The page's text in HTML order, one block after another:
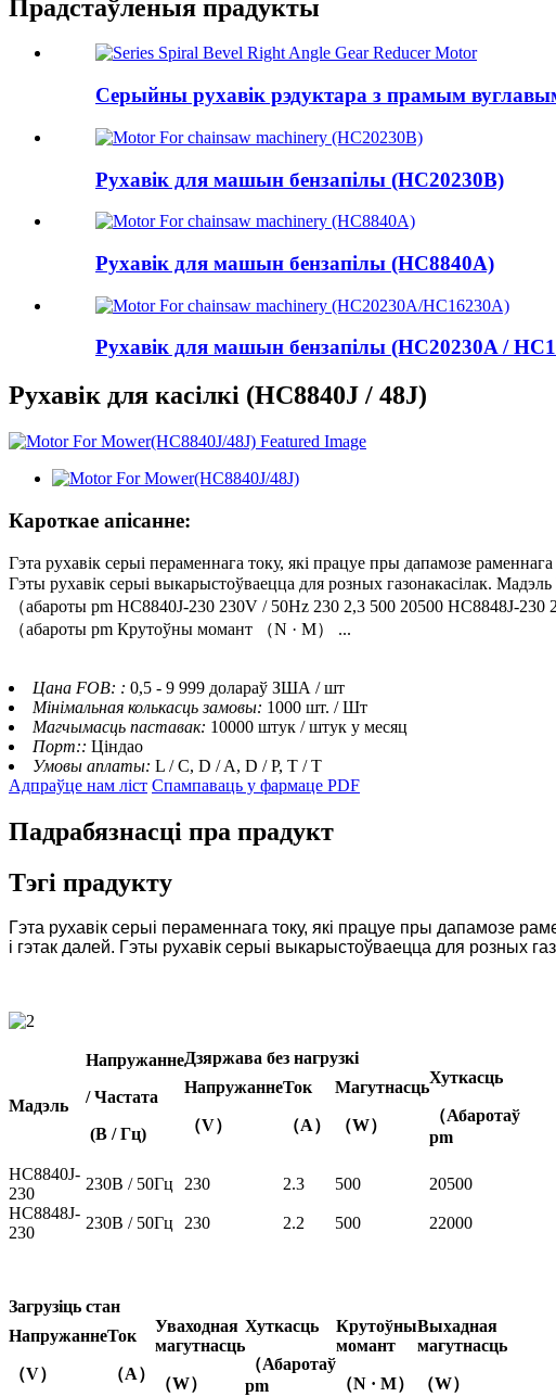
Прадстаўленыя прадукты
Серыйны рухавік рэдуктара з прамым
Рухавік для машын бензапілы (HC20230B)
Рухавік для машын бензапілы (HC8840A)
Рухавік для машын бензапілы (HC20230A /
Рухавік для касілкі (HC8840J / 48J)
Кароткае апісанне:
Гэта рухавік серыі пераменнага току, які працуе пры дапамозе
Гэты рухавік серыі выкарыстоўваецца для розных газонакасілак.
（абароты pm HC8840J-230 230V / 50Hz 230 2,3 500 20500 HC8848J-
（абароты pm Крутоўны момант （N · M） ...
Цана FOB: : 0,5 - 9 999 долараў ЗША / шт
Мінімальная колькасць замовы: 1000 шт. / Шт
Магчымасць паставак: 10000 штук / штук у месяц
Порт:: Ціндао
Умовы аплаты: L / C, D / A, D / P, T / T
Адпраўце нам ліст Спампаваць у фармаце PDF
Падрабязнасці пра прадукт
Тэгі прадукту
Гэта рухавік серыі пераменнага току, які працуе пры дапамозе
і гэтак далей. Гэты рухавік серыі выкарыстоўваецца для розных
Мадэль
Напружанне
/ Частата
(В / Гц)
Дзяржава без нагрузкі
Напружанне
（V）
Ток
（A）
Магутнасць
（W）
Хуткасць
（Абаротаў
pm
HC8840J-
230
230В / 50Гц 230 2.3 500
20500
HC8848J-
230
230В / 50Гц 230 2.2 500 22000
Загрузіць стан
Напружанне
（V）
Ток
（A）
Уваходная
магутнасць
（W）
Хуткасць
（Абаротаў
pm
Крутоўны
момант
（N · M）
Выхадная
магутнасць
（W）